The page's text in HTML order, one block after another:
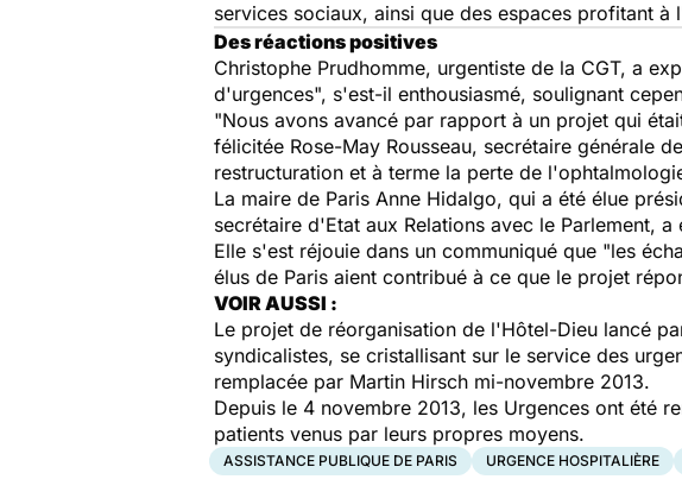
services sociaux, ainsi que des espaces profitant à
Des réactions positives
Christophe Prudhomme, urgentiste de la CGT, a
d'urgences", s'est-il enthousiasmé, soulignant
"Nous avons avancé par rapport à un projet qui
félicitée Rose-May Rousseau, secrétaire générale
restructuration et à terme la perte de
La maire de Paris Anne Hidalgo, qui a été élue
secrétaire d'Etat aux Relations avec le Parlement,
Elle s'est réjouie dans un communiqué que "les
élus de Paris aient contribué à ce que le projet
VOIR AUSSI :
Le projet de réorganisation de l'Hôtel-Dieu lancé
syndicalistes, se cristallisant sur le service des
remplacée par Martin Hirsch mi-novembre 2013.
Depuis le 4 novembre 2013, les Urgences ont été
patients venus par leurs propres moyens.
ASSISTANCE PUBLIQUE DE PARIS URGENCE HOSPITALIÈRE